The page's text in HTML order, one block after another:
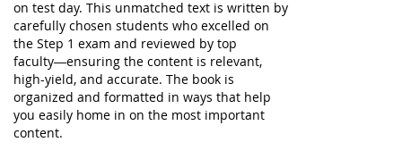
on test day. This unmatched text is written by
carefully chosen students who excelled on
the Step 1 exam and reviewed by top
faculty―ensuring the content is relevant,
high-yield, and accurate. The book is
organized and formatted in ways that help
you easily home in on the most important
content.